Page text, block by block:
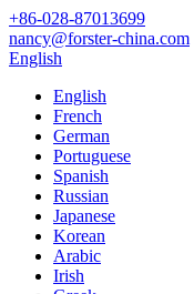
+86-028-87013699
nancy@forster-china.com
English
English
French
German
Portuguese
Spanish
Russian
Japanese
Korean
Arabic
Irish